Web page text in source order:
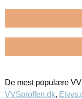
De mest populære
VVSproffen.dk,